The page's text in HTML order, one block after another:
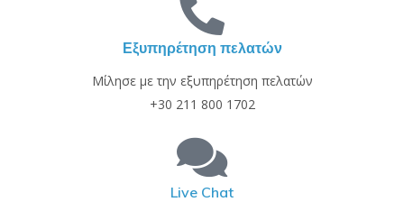
Εξυπηρέτηση πελατών
Μίλησε με την εξυπηρέτηση πελατών
+30 211 800 1702
Live Chat